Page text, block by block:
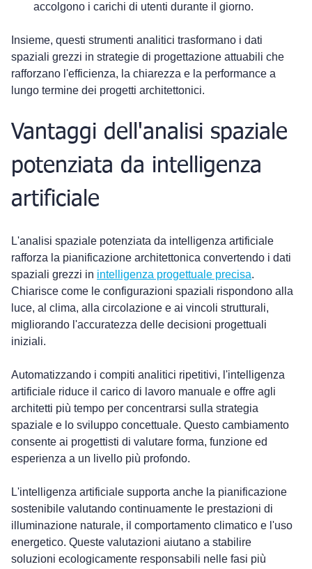
accolgono i carichi di utenti durante il giorno.
Insieme, questi strumenti analitici trasformano i dati
spaziali grezzi in strategie di progettazione attuabili che
rafforzano l'efficienza, la chiarezza e la performance a
lungo termine dei progetti architettonici.
Vantaggi dell'analisi spaziale
potenziata da intelligenza
artificiale
L'analisi spaziale potenziata da intelligenza artificiale
rafforza la pianificazione architettonica convertendo i dati
spaziali grezzi in intelligenza progettuale precisa.
Chiarisce come le configurazioni spaziali rispondono alla
luce, al clima, alla circolazione e ai vincoli strutturali,
migliorando l'accuratezza delle decisioni progettuali
iniziali.
Automatizzando i compiti analitici ripetitivi, l'intelligenza
artificiale riduce il carico di lavoro manuale e offre agli
architetti più tempo per concentrarsi sulla strategia
spaziale e lo sviluppo concettuale. Questo cambiamento
consente ai progettisti di valutare forma, funzione ed
esperienza a un livello più profondo.
L'intelligenza artificiale supporta anche la pianificazione
sostenibile valutando continuamente le prestazioni di
illuminazione naturale, il comportamento climatico e l'uso
energetico. Queste valutazioni aiutano a stabilire
soluzioni ecologicamente responsabili nelle fasi più